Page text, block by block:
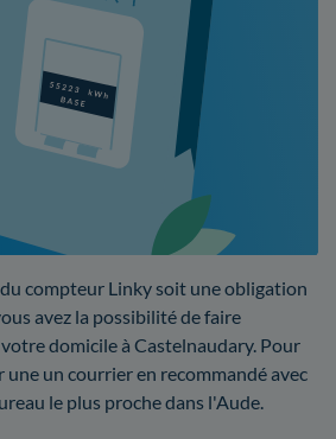
compteur Linky soit une obligation
avez la possibilité de faire
domicile à Castelnaudary. Pour
une un courrier en recommandé avec
le plus proche dans l'Aude.